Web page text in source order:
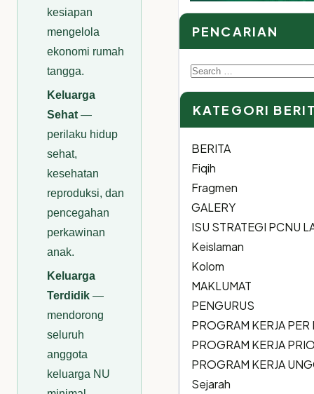
kesiapan
mengelola
ekonomi rumah
tangga.
Keluarga
Sehat —
perilaku hidup
sehat,
kesehatan
reproduksi, dan
pencegahan
perkawinan
anak.
Keluarga
Terdidik —
mendorong
seluruh
anggota
keluarga NU
PENCARIAN
Search
for:
KATEGORI
BERITA
Fiqih
Fragmen
GALERY
ISU STRATEGI PCNU
Keislaman
Kolom
MAKLUMAT
PENGURUS
PROGRAM KERJA
PROGRAM KERJA
PROGRAM KERJA
Sejarah